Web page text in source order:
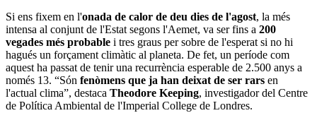
Si ens fixem en l'onada de calor de deu dies de l'agost, la més
intensa al conjunt de l'Estat segons l'Aemet, va ser fins a 200
vegades més probable i tres graus per sobre de l'esperat si no hi
hagués un forçament climàtic al planeta. De fet, un període com
aquest ha passat de tenir una recurrència esperable de 2.500 anys a
només 13. “Són fenòmens que ja han deixat de ser rars en
l'actual clima”, destaca Theodore Keeping, investigador del Centre
de Política Ambiental de l'Imperial College de Londres.